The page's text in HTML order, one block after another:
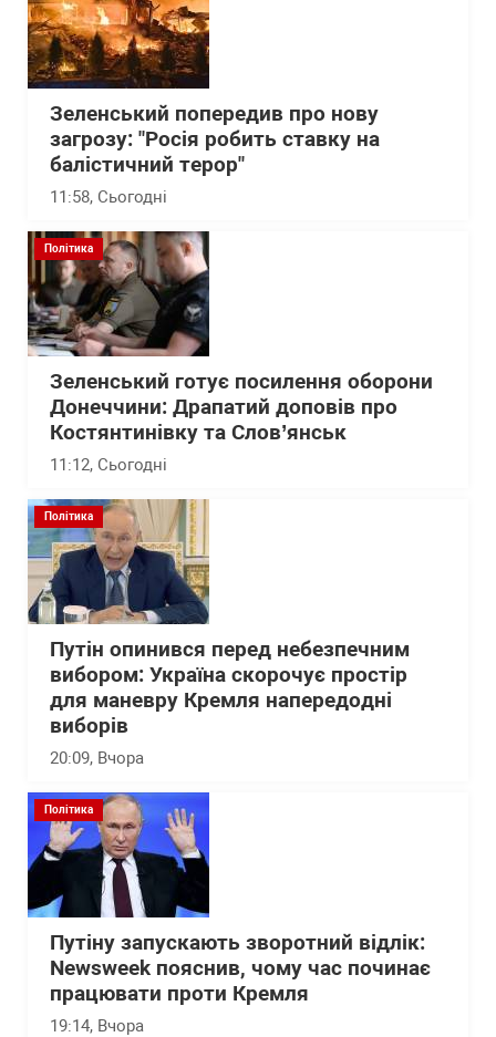
Зеленський попередив про нову
загрозу: "Росія робить ставку на
балістичний терор"
11:58, Сьогодні
Політика
Зеленський готує посилення оборони
Донеччини: Драпатий доповів про
Костянтинівку та Слов’янськ
11:12, Сьогодні
Політика
Путін опинився перед небезпечним
вибором: Україна скорочує простір
для маневру Кремля напередодні
виборів
20:09, Вчора
Політика
Путіну запускають зворотний відлік:
Newsweek пояснив, чому час починає
працювати проти Кремля
19:14, Вчора